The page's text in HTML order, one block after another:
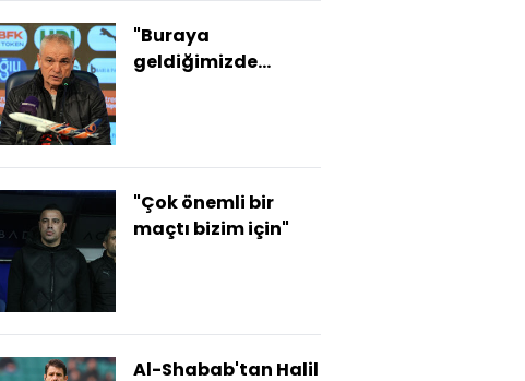
"Buraya
geldiğimizde
"Çok önemli bir
maçtı bizim için"
Al-Shabab'tan Halil